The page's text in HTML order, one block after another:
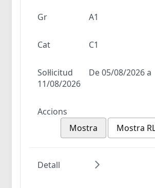
Gr A1
Cat C1
Sol·licitud
De 05/08/2026 a
11/08/2026
Accions
Mostra
Mostra
Detall